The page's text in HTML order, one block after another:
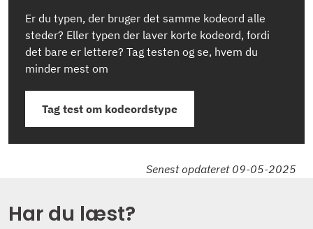
Er du typen, der bruger det samme kodeord alle
steder? Eller typen der laver korte kodeord, fordi
det bare er lettere? Tag testen og se, hvem du
minder mest om
Tag test om kodeordstype
Senest opdateret 09-05-2025
Har du læst?